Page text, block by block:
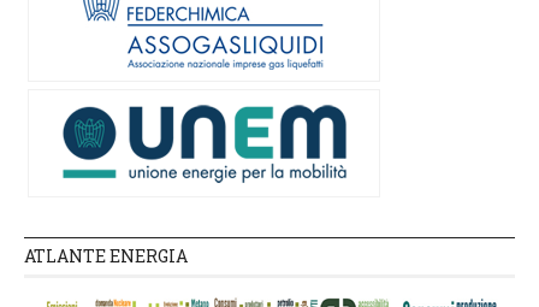
ATLANTE ENERGIA